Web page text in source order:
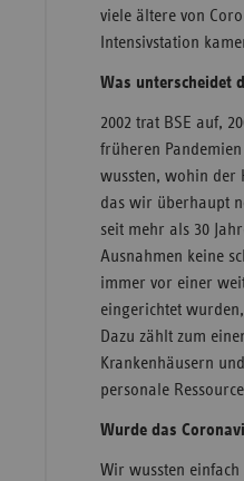
viele ältere von
Intensivstation
Was unterscheidet
2002 trat BSE auf,
früheren
wussten, wohin der
das wir überhaupt
seit mehr als 30
Ausnahmen keine
immer vor einer
eingerichtet
Dazu zählt zum
Krankenhäusern
personale
Wurde das
Wir wussten